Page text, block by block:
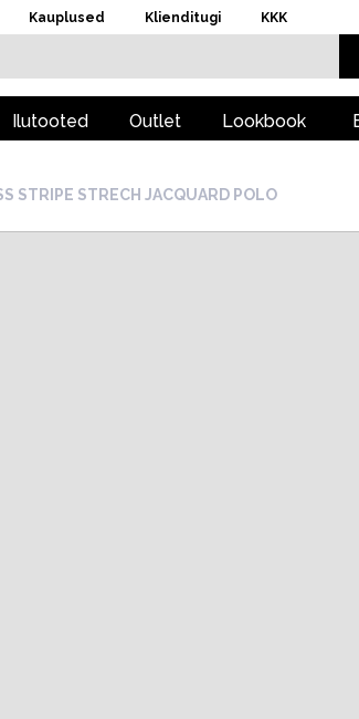
Kauplused Klienditugi KKK
Ilutooted Outlet Lookbook
STRIPE STRECH JACQUARD POLO